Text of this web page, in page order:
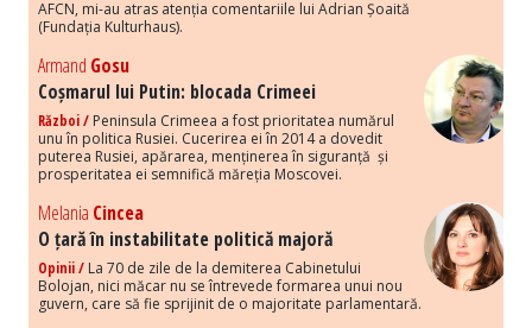
AFCN, mi-au atras atenția comentariile lui Adrian Șoaită
(Fundația Kulturhaus).
Armand Gosu
Coșmarul lui Putin: blocada Crimeei
Război / Peninsula Crimeea a fost prioritatea numărul
unu în politica Rusiei. Cucerirea ei în 2014 a dovedit
puterea Rusiei, apărarea, menținerea în siguranță și
prosperitatea ei semnifică măreția Moscovei.
Melania Cincea
O țară în instabilitate politică majoră
Opinii / La 70 de zile de la demiterea Cabinetului
Bolojan, nici măcar nu se întrevede formarea unui nou
guvern, care să fie sprijinit de o majoritate parlamentară.